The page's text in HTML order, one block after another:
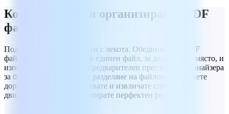
Комбинирайте и организирайте PDF
файлове
Подредете документите си с лекота. Обединявайте PDF
файлове и изображения в единен файл, за да спестите място, и
използвайте режима на предварителен преглед на органайзера
за бързо пренареждане и разделяне на файловете. Можете
дори да добавяте, премахвате и извличате страници в
движение, за да си гарантирате перфектен резултат.